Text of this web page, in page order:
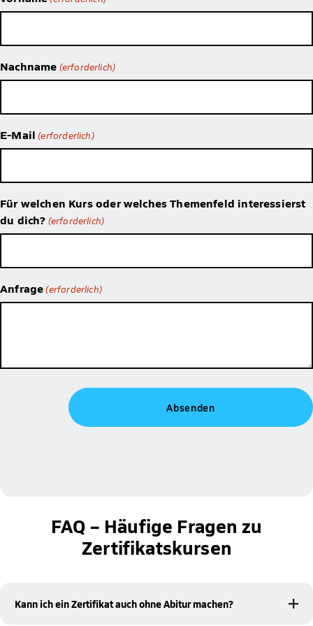
Nachname (erforderlich)
E-Mail (erforderlich)
Für welchen Kurs oder welches Themenfeld interessierst
du dich? (erforderlich)
Anfrage (erforderlich)
FAQ – Häufige Fragen zu
Zertifikatskursen
Kann ich ein Zertifikat auch ohne Abitur machen?